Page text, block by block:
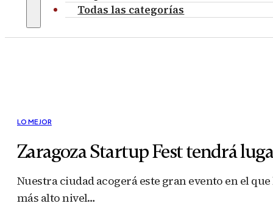
Todas las categorías
LO MEJOR
Zaragoza Startup Fest tendrá
Nuestra ciudad acogerá este gran evento en el
más alto nivel…